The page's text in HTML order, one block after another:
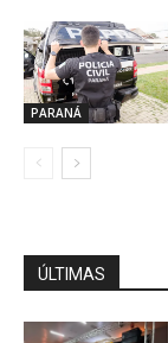
PARANÁ
ÚLTIMAS